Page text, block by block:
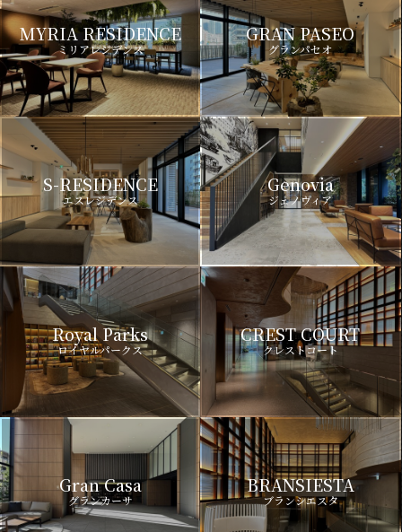
MYRIA RESIDENCE
ミリアレジデンス
GRAN PASEO
グランパセオ
S-RESIDENCE
エスレジデンス
Genovia
ジェノヴィア
Royal Parks
ロイヤルパークス
CREST COURT
クレストコート
Gran Casa
グランカーサ
BRANSIESTA
ブランシエスタ